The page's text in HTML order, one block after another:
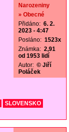
Narozeniny
» Obecné
Přidáno: 6. 2.
2023 - 4:47
Posláno: 1523x
Známka: 2,91
od 1953 lidí
Autor: © Jiří
Poláček
SLOVENSKO